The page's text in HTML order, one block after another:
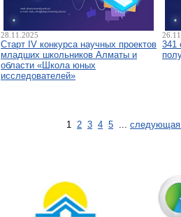
28.11.2025
Старт IV конкурса научных проектов
младших школьников Алматы и
области «Школа юных
исследователей»
341
1 2 3 4 5 ...